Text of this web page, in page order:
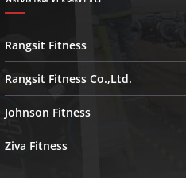
Rangsit Fitness
Rangsit Fitness Co.,Ltd.
Johnson Fitness
Ziva Fitness